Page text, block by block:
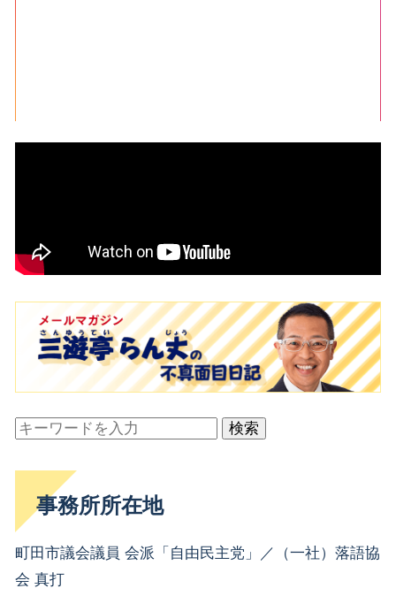
検索
事務所所在地
町田市議会議員 会派「自由民主党」／（一社）落語協
会 真打